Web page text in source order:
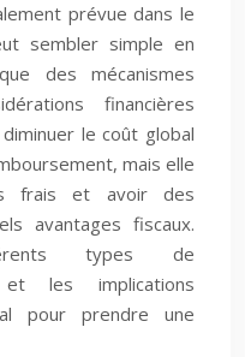
prévue dans le
sembler simple en
des mécanismes
financières
le coût global
mais elle
frais et avoir des
avantages fiscaux.
types de
et les implications
pour prendre une